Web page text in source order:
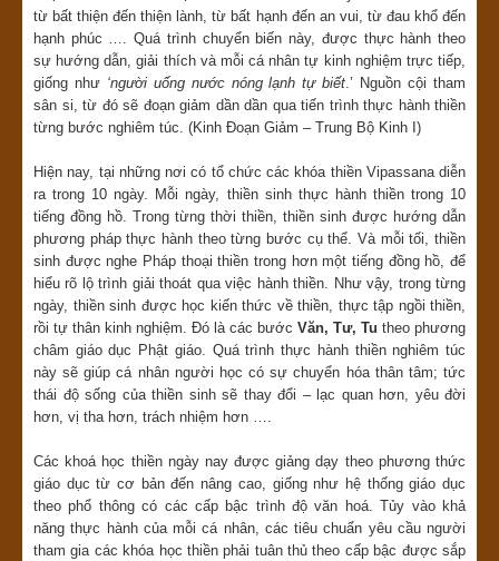
từ bất thiện đến thiện lành, từ bất hạnh đến an vui, từ đau khổ đến
hạnh phúc …. Quá trình chuyển biến này, được thực hành theo
sự hướng dẫn, giải thích và mỗi cá nhân tự kinh nghiệm trực tiếp,
giống như ‘người uống nước nóng lạnh tự biết.’ Nguồn cội tham
sân si, từ đó sẽ đoạn giảm dần dần qua tiến trình thực hành thiền
từng bước nghiêm túc. (Kinh Đoạn Giảm – Trung Bộ Kinh I)
Hiện nay, tại những nơi có tổ chức các khóa thiền Vipassana diễn
ra trong 10 ngày. Mỗi ngày, thiền sinh thực hành thiền trong 10
tiếng đồng hồ. Trong từng thời thiền, thiền sinh được hướng dẫn
phương pháp thực hành theo từng bước cụ thể. Và mỗi tối, thiền
sinh được nghe Pháp thoại thiền trong hơn một tiếng đồng hồ, để
hiểu rõ lộ trình giải thoát qua việc hành thiền. Như vậy, trong từng
ngày, thiền sinh được học kiến thức về thiền, thực tập ngồi thiền,
rồi tự thân kinh nghiệm. Đó là các bước Văn, Tư, Tu theo phương
châm giáo dục Phật giáo. Quá trình thực hành thiền nghiêm túc
này sẽ giúp cá nhân người học có sự chuyển hóa thân tâm; tức
thái độ sống của thiền sinh sẽ thay đổi – lạc quan hơn, yêu đời
hơn, vị tha hơn, trách nhiệm hơn ….
Các khoá học thiền ngày nay được giảng dạy theo phương thức
giáo dục từ cơ bản đến nâng cao, giống như hệ thống giáo dục
theo phổ thông có các cấp bậc trình độ văn hoá. Tủy vào khả
năng thực hành của mỗi cá nhân, các tiêu chuẩn yêu cầu người
tham gia các khóa học thiền phải tuân thủ theo cấp bậc được sắp